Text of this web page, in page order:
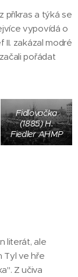
příkras a týká se
vypovídá o
II. zakázal modré
pořádat
Fidlovačka
(1885) H.
Fiedler AHMP
literát, ale
Tyl ve hře
Z učiva